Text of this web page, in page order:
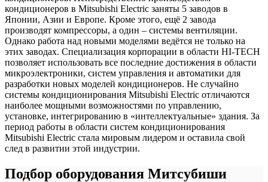
кондиционеров в Mitsubishi Electric заняты 5 заводов в
Японии, Азии и Европе. Кроме этого, ещё 2 завода
производят компрессоры, а один – системы вентиляции.
Однако работа над новыми моделями ведётся не только на
этих заводах. Специализация корпорации в области HI-TECH
позволяет использовать все последние достижения в области
микроэлектроники, систем управления и автоматики для
разработки новых моделей кондиционеров. Не случайно
системы кондиционирования Mitsubishi Electric отличаются
наиболее мощными возможностями по управлению,
установке, интегрированию в «интеллектуальные» здания. За
период работы в области систем кондиционирования
Mitsubishi Electric стала мировым лидером и оставила свой
след в развитии этой индустрии.
Подбор оборудования Митсубиши